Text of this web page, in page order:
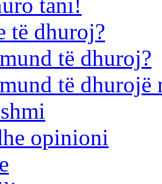
të dhuroj?
të dhuroj?
të dhurojë
opinioni